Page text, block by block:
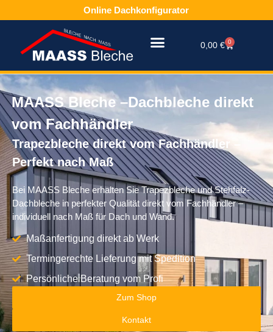
Inhalt
Online Dachkonfigurator
0,00 € 0
Warenkorb
MAASS Bleche –Dachbleche direkt
vom Fachhändler
Trapezbleche direkt vom Fachhändler –
Perfekt nach Maß
Bei MAASS Bleche erhalten Sie Trapezbleche und Stehfalz-
Dachbleche in perfekter Qualität direkt vom Fachhändler –
individuell nach Maß für Dach und Wand.
Maßanfertigung direkt ab Werk
Termingerechte Lieferung mit Spedition
Persönliche Beratung vom Profi
Zum Shop
Kontakt